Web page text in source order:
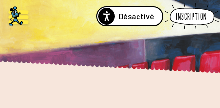
Désactivé Inscription